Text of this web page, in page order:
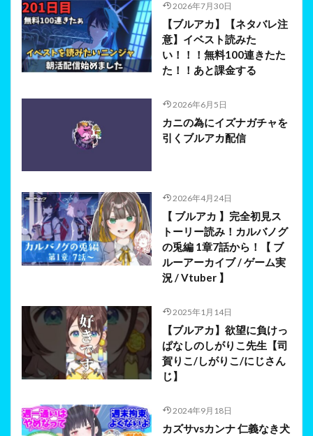
2026年7月30日
【ブルアカ】【ネタバレ注
意】イベスト読みた
い！！！無料100連きたた
た！！あと課金する
2026年6月5日
カニの為にイズナガチャを
引くブルアカ配信
2026年4月24日
【 ブルアカ 】完全初見ス
トーリー読み！カルバノグ
の兎編 1章7話から！【 ブ
ルーアーカイブ / ゲーム実
況 / Vtuber 】
2025年1月14日
【ブルアカ】欲望に負けっ
ぱなしのしがりこ先生【司
賀りこ/しがりこ/にじさん
じ】
2024年9月18日
カズサvsカンナ 仁義なき犬